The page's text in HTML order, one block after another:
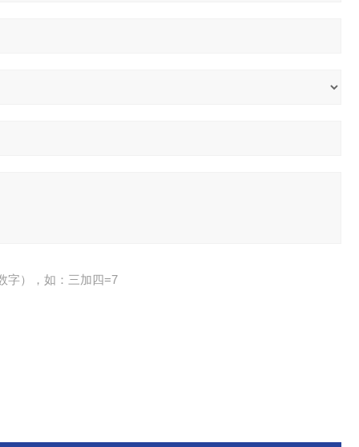
字），如：三加四=7